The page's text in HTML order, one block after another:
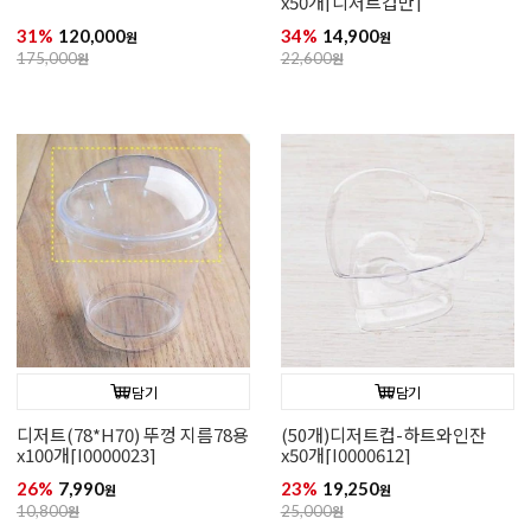
31% 120,000원
175,000원
34% 14,900원
22,600원
담기
디저트(78*H70) 뚜껑 지름78용
x100개[I0000023]
26% 7,990원
10,800원
담기
(50개)디저트컵-하트와인잔
x50개[I0000612]
23% 19,250원
25,000원